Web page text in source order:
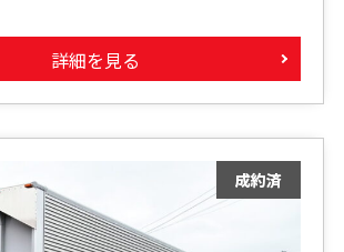
詳細を見る